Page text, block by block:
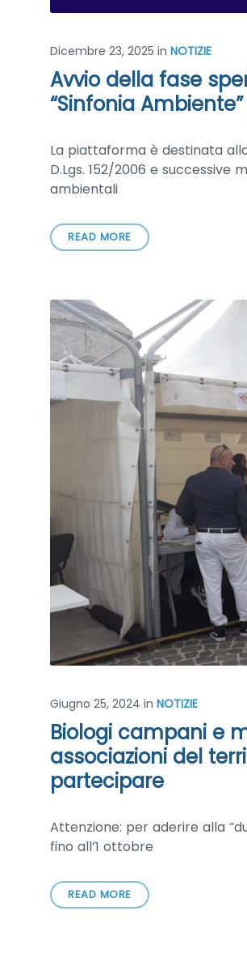
Dicembre 23, 2025 in NOTIZIE
Avvio della fase
“Sinfonia
La piattaforma è destinata
D.Lgs. 152/2006 e successive
ambientali
READ MORE
Giugno 25, 2024 in NOTIZIE
Biologi campani e
associazioni del
partecipare
Attenzione: per aderire alla
fino all’1 ottobre
READ MORE